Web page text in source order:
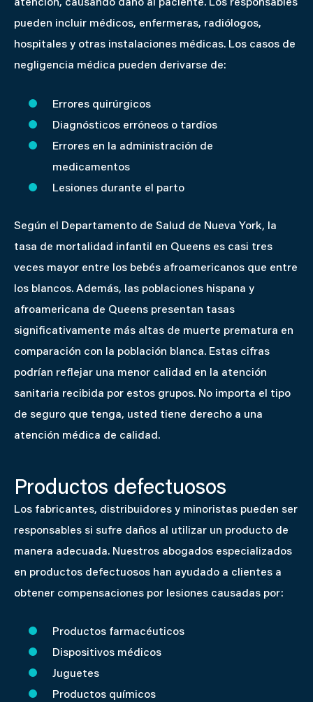
atención, causando daño al paciente. Los responsables
pueden incluir médicos, enfermeras, radiólogos,
hospitales y otras instalaciones médicas. Los casos de
negligencia médica pueden derivarse de:
Errores quirúrgicos
Diagnósticos erróneos o tardíos
Errores en la administración de
medicamentos
Lesiones durante el parto
Según el Departamento de Salud de Nueva York, la
tasa de mortalidad infantil en Queens es casi tres
veces mayor entre los bebés afroamericanos que entre
los blancos. Además, las poblaciones hispana y
afroamericana de Queens presentan tasas
significativamente más altas de muerte prematura en
comparación con la población blanca. Estas cifras
podrían reflejar una menor calidad en la atención
sanitaria recibida por estos grupos. No importa el tipo
de seguro que tenga, usted tiene derecho a una
atención médica de calidad.
Productos defectuosos
Los fabricantes, distribuidores y minoristas pueden ser
responsables si sufre daños al utilizar un producto de
manera adecuada. Nuestros abogados especializados
en productos defectuosos han ayudado a clientes a
obtener compensaciones por lesiones causadas por:
Productos farmacéuticos
Dispositivos médicos
Juguetes
Productos químicos